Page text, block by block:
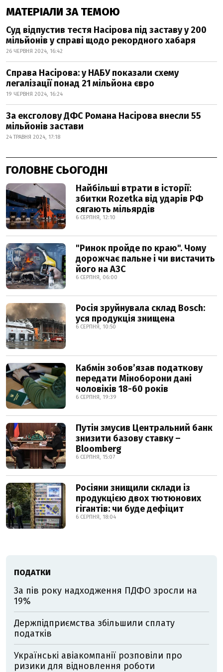
МАТЕРІАЛИ ЗА ТЕМОЮ
Суд відпустив тестя Насірова під заставу у 200
мільйонів у справі щодо рекордного хабаря
26 ЧЕРВНЯ 2024, 16:42
Справа Насірова: у НАБУ показали схему
легалізації понад 21 мільйона євро
19 ЧЕРВНЯ 2024, 16:24
За ексголову ДФС Романа Насірова внесли 55
мільйонів застави
24 ТРАВНЯ 2024, 17:18
ГОЛОВНЕ СЬОГОДНІ
Найбільші втрати в історії:
збитки Rozetka від ударів РФ
сягають мільярдів
6 СЕРПНЯ, 12:10
"Ринок пройде по краю". Чому
дорожчає пальне і чи вистачить
його на АЗС
6 СЕРПНЯ, 06:00
Росія зруйнувала склад Bosch:
уся продукція знищена
6 СЕРПНЯ, 10:50
Кабмін зобовʼязав податкову
передати Міноборони дані
чоловіків 18-60 років
6 СЕРПНЯ, 19:39
Путін змусив Центральний банк
знизити базову ставку –
Bloomberg
6 СЕРПНЯ, 15:07
Росіяни знищили склади із
продукцією двох тютюнових
гігантів: чи буде дефіцит
6 СЕРПНЯ, 18:04
ПОДАТКИ
За пів року надходження ПДФО зросли на
19%
Держпідприємства збільшили сплату
податків
Українські авіакомпанії розповіли про
ризики для відновлення роботи